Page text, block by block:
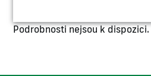
Podrobnosti nejsou k dispozici.